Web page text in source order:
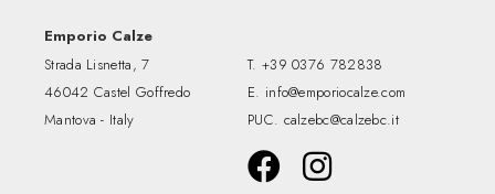
Emporio Calze
Strada Lisnetta, 7
46042 Castel Goffredo
Mantova - Italy
T. +39 0376 782838
E. info@emporiocalze.com
PUC. calzebc@calzebc.it